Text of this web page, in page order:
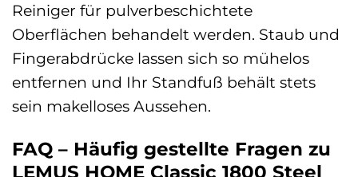
Reiniger für pulverbeschichtete
Oberflächen behandelt werden. Staub und
Fingerabdrücke lassen sich so mühelos
entfernen und Ihr Standfuß behält stets
sein makelloses Aussehen.
FAQ – Häufig gestellte Fragen zu
LEMUS HOME Classic 1800 Steel